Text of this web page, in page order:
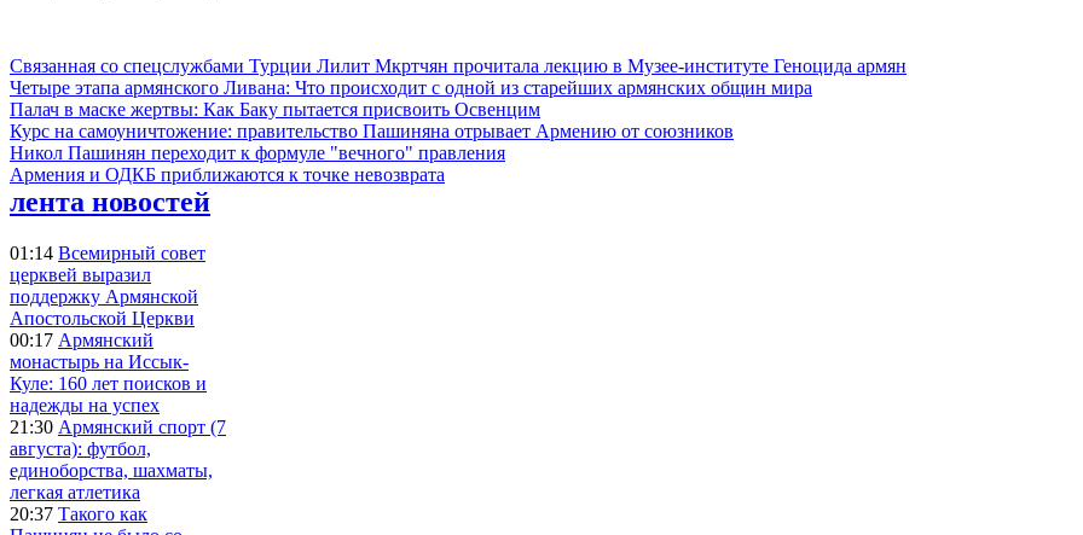
Связанная со спецслужбами Турции Лилит Мкртчян прочитала лекцию в Музее-институте Геноцида армян
Четыре этапа армянского Ливана: Что происходит с одной из старейших армянских общин мира
Палач в маске жертвы: Как Баку пытается присвоить Освенцим
Курс на самоуничтожение: правительство Пашиняна отрывает Армению от союзников
Никол Пашинян переходит к формуле "вечного" правления
Армения и ОДКБ приближаются к точке невозврата
лента новостей
01:14 Всемирный совет
церквей выразил
поддержку Армянской
Апостольской Церкви
00:17 Армянский
монастырь на Иссык-
Куле: 160 лет поисков и
надежды на успех
21:30 Армянский спорт (7
августа): футбол,
единоборства, шахматы,
легкая атлетика
20:37 Такого как